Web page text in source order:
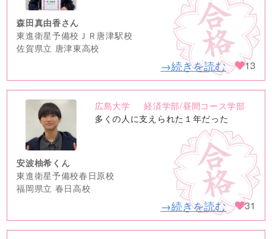
森田真由香さん
東進衛星予備校ＪＲ唐津駅校
佐賀県立 唐津東高校
→続きを読む 13
no
image
広島大学
経済学部/昼間コース学部
多くの人に支えられた１年だった
安波柚希くん
東進衛星予備校春日原校
福岡県立 春日高校
→続きを読む 31